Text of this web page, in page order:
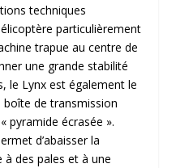
techniques
particulièrement
trapue au centre de
une grande stabilité
le Lynx est également le
boîte de transmission
pyramide écrasée ».
d’abaisser la
à des pales et à une